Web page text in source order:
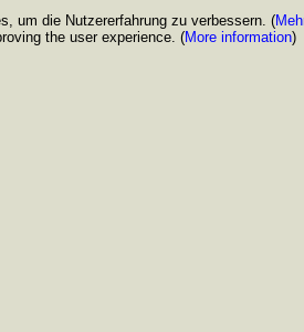
um die Nutzererfahrung zu verbessern. (
the user experience. (More information)